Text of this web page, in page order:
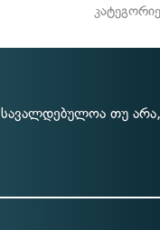
სავალდებულოა თუ არა,